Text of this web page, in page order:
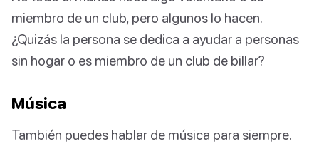
miembro de un club, pero algunos lo hacen.
¿Quizás la persona se dedica a ayudar a personas
sin hogar o es miembro de un club de billar?
Música
También puedes hablar de música para siempre.